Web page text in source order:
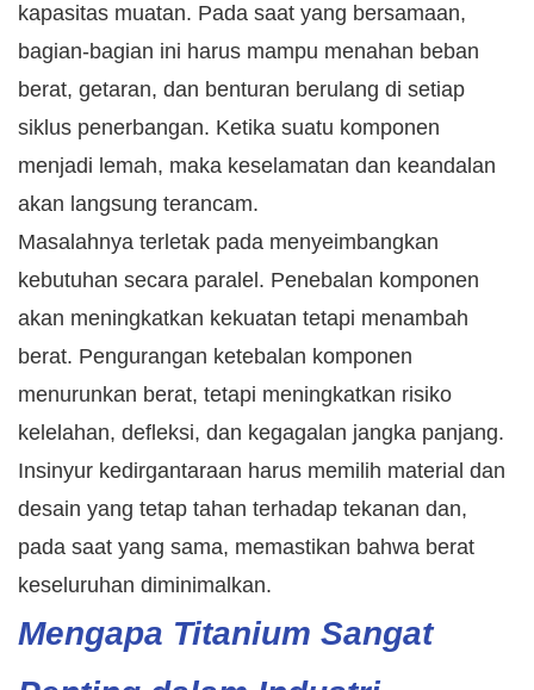
kapasitas muatan. Pada saat yang bersamaan,
bagian-bagian ini harus mampu menahan beban
berat, getaran, dan benturan berulang di setiap
siklus penerbangan. Ketika suatu komponen
menjadi lemah, maka keselamatan dan keandalan
akan langsung terancam.
Masalahnya terletak pada menyeimbangkan
kebutuhan secara paralel. Penebalan komponen
akan meningkatkan kekuatan tetapi menambah
berat. Pengurangan ketebalan komponen
menurunkan berat, tetapi meningkatkan risiko
kelelahan, defleksi, dan kegagalan jangka panjang.
Insinyur kedirgantaraan harus memilih material dan
desain yang tetap tahan terhadap tekanan dan,
pada saat yang sama, memastikan bahwa berat
keseluruhan diminimalkan.
Mengapa Titanium Sangat